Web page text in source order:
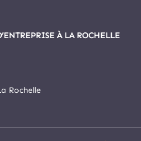
À LA ROCHELLE
est le principal cabinet
et commerce de la cité
Rochelle